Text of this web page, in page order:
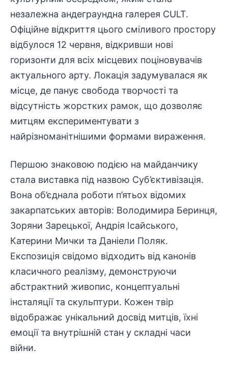
незалежна андеграундна галерея CULT.
Офіційне відкриття цього сміливого простору
відбулося 12 червня, відкривши нові
горизонти для всіх місцевих поціновувачів
актуального арту. Локація задумувалася як
місце, де панує свобода творчості та
відсутність жорстких рамок, що дозволяє
митцям експериментувати з
найрізноманітнішими формами вираження.
Першою знаковою подією на майданчику
стала виставка під назвою Суб’єктивізація.
Вона об’єднала роботи п’ятьох відомих
закарпатських авторів: Володимира Беринця,
Зоряни Зарецької, Андрія Ісайського,
Катерини Мички та Даніели Поляк.
Експозиція свідомо відходить від канонів
класичного реалізму, демонструючи
абстрактний живопис, концептуальні
інсталяції та скульптури. Кожен твір
відображає унікальний досвід митців, їхні
емоції та внутрішній стан у складні часи
війни.